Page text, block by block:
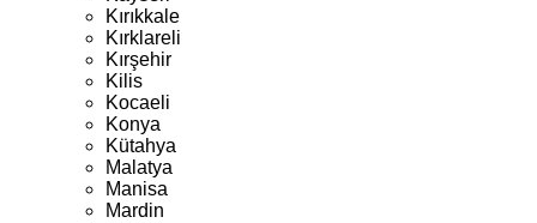
Kırıkkale
Kırklareli
Kırşehir
Kilis
Kocaeli
Konya
Kütahya
Malatya
Manisa
Mardin